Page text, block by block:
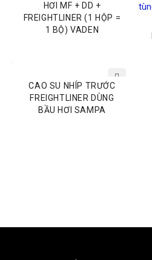
HƠI MF + DD +
FREIGHTLINER (1 HỘP =
1 BỘ) VADEN
CAO SU NHÍP TRƯỚC
FREIGHTLINER DÙNG
BẦU HƠI SAMPA